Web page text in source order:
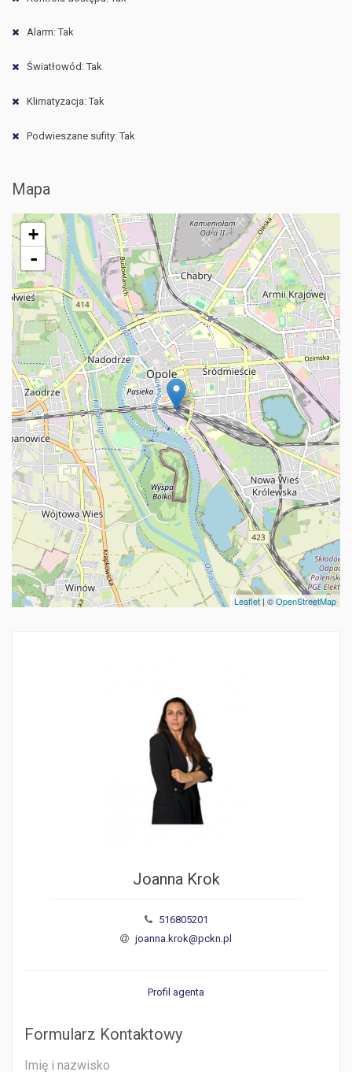
Alarm: Tak
Światłowód: Tak
Klimatyzacja: Tak
Podwieszane sufity: Tak
Mapa
+
-
Leaflet| ©OpenStreetMap
Joanna Krok
516805201
joanna.krok@pckn.pl
Profil agenta
Formularz Kontaktowy